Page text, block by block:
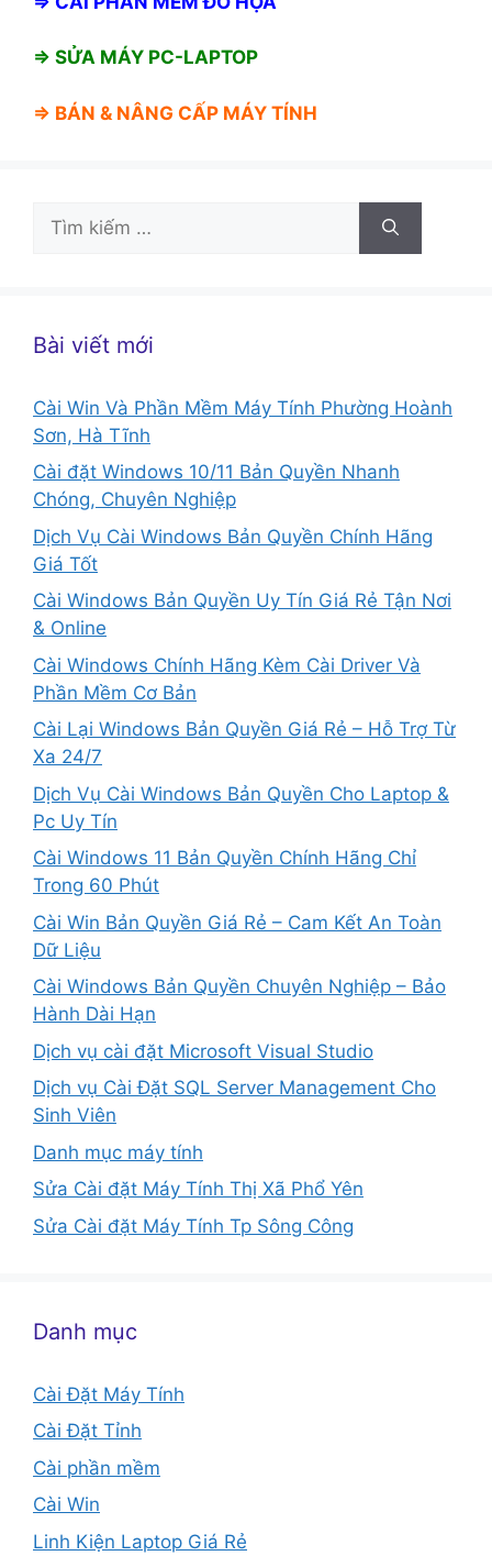
⇒ SỬA MÁY PC-LAPTOP
⇒ BÁN & NÂNG CẤP MÁY TÍNH
Tìm
kiếm
Bài viết mới
Cài Win Và Phần Mềm Máy Tính Phường Hoành
Sơn, Hà Tĩnh
Cài đặt Windows 10/11 Bản Quyền Nhanh
Chóng, Chuyên Nghiệp
Dịch Vụ Cài Windows Bản Quyền Chính Hãng
Giá Tốt
Cài Windows Bản Quyền Uy Tín Giá Rẻ Tận Nơi
& Online
Cài Windows Chính Hãng Kèm Cài Driver Và
Phần Mềm Cơ Bản
Cài Lại Windows Bản Quyền Giá Rẻ – Hỗ Trợ Từ
Xa 24/7
Dịch Vụ Cài Windows Bản Quyền Cho Laptop &
Pc Uy Tín
Cài Windows 11 Bản Quyền Chính Hãng Chỉ
Trong 60 Phút
Cài Win Bản Quyền Giá Rẻ – Cam Kết An Toàn
Dữ Liệu
Cài Windows Bản Quyền Chuyên Nghiệp – Bảo
Hành Dài Hạn
Dịch vụ cài đặt Microsoft Visual Studio
Dịch vụ Cài Đặt SQL Server Management Cho
Sinh Viên
Danh mục máy tính
Sửa Cài đặt Máy Tính Thị Xã Phổ Yên
Sửa Cài đặt Máy Tính Tp Sông Công
Danh mục
Cài Đặt Máy Tính
Cài Đặt Tỉnh
Cài phần mềm
Cài Win
Linh Kiện Laptop Giá Rẻ